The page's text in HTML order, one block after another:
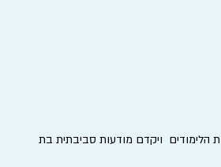
הלימודים ויקדם מודעות סביבתית בת